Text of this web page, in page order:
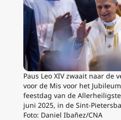
Paus Leo XIV zwaait naar de
voor de Mis voor het
feestdag van de
juni 2025, in de Sint-
Foto: Daniel Ibañez/CNA